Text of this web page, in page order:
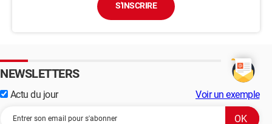
S'INSCRIRE
NEWSLETTERS
Actu du jour Voir un exemple